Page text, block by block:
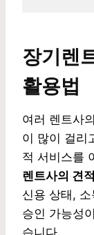
장기렌
활용법
여러 렌트사
이 많이 걸리
적 서비스를
렌트사의 견
신용 상태,
승인 가능성
습니다.